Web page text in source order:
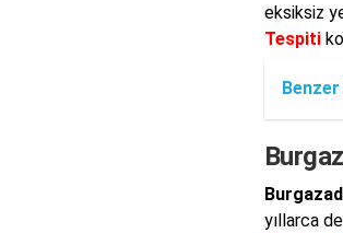
eksiksiz
Tespiti
yıllarca